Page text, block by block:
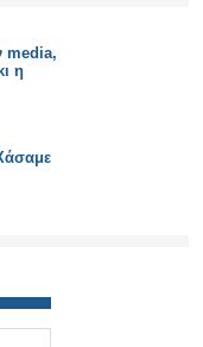
media,
η